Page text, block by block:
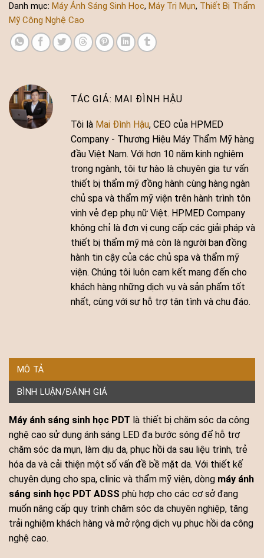
Danh mục: Máy Ánh Sáng Sinh Học, Máy Trị Mụn, Thiết Bị Thẩm
Mỹ Công Nghệ Cao
MAI ĐÌNH HẬU
Tôi là Mai Đình Hậu, CEO của HPMED
Company - Thương Hiệu Máy Thẩm Mỹ hàng
đầu Việt Nam. Với hơn 10 năm kinh nghiệm
trong ngành, tôi tự hào là chuyên gia tư vấn
thiết bị thẩm mỹ đồng hành cùng hàng ngàn
chủ spa và thẩm mỹ viện trên hành trình tôn
vinh vẻ đẹp phụ nữ Việt. HPMED Company
không chỉ là đơn vị cung cấp các giải pháp và
thiết bị thẩm mỹ mà còn là người bạn đồng
hành tin cậy của các chủ spa và thẩm mỹ
viện. Chúng tôi luôn cam kết mang đến cho
khách hàng những dịch vụ và sản phẩm tốt
nhất, cùng với sự hỗ trợ tận tình và chu đáo.
MÔ TẢ
BÌNH LUẬN/ĐÁNH GIÁ
Máy ánh sáng sinh học PDT là thiết bị chăm sóc da công
nghệ cao sử dụng ánh sáng LED đa bước sóng để hỗ trợ
chăm sóc da mụn, làm dịu da, phục hồi da sau liệu trình, trẻ
hóa da và cải thiện một số vấn đề bề mặt da. Với thiết kế
chuyên dụng cho spa, clinic và thẩm mỹ viện, dòng máy ánh
sáng sinh học PDT ADSS phù hợp cho các cơ sở đang
muốn nâng cấp quy trình chăm sóc da chuyên nghiệp, tăng
trải nghiệm khách hàng và mở rộng dịch vụ phục hồi da công
nghệ cao.